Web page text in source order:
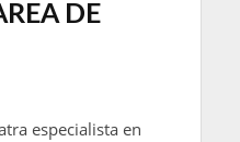
DE
especialista en